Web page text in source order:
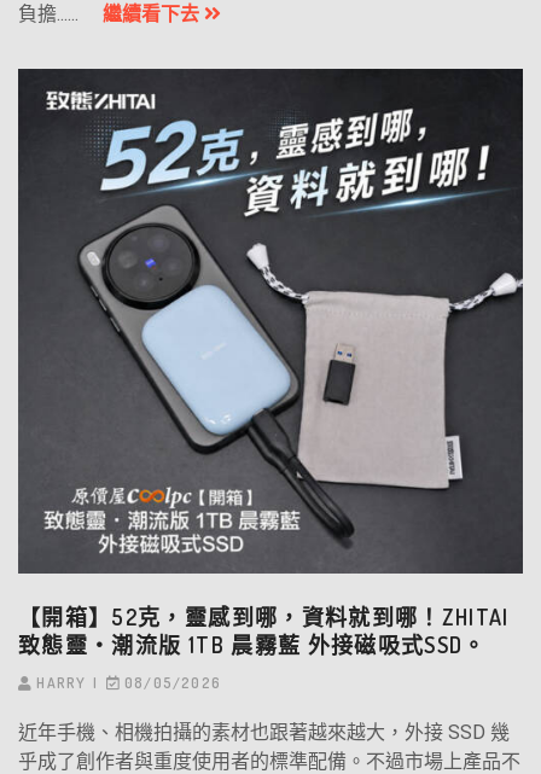
負擔...... 繼續看下去
【開箱】52克，靈感到哪，資料就到哪！ZHITAI
致態靈‧潮流版 1TB 晨霧藍 外接磁吸式SSD。
HARRY 08/05/2026
近年手機、相機拍攝的素材也跟著越來越大，外接 SSD 幾
乎成了創作者與重度使用者的標準配備。不過市場上產品不